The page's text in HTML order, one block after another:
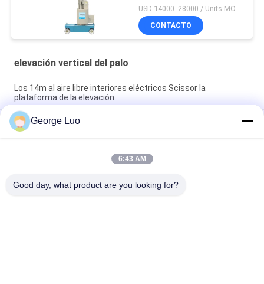
aéreo del acuerdo
interior de 6 -10m
USD 14000- 28000 / Units MOQ:1 UNIDAD
CONTACTO
elevación vertical del palo
Los 14m al aire libre interiores eléctricos Scissor la
plataforma de la elevación
Las plataformas al aire libre del acceso de la altura de 14
metros eléctricas Scissor la plataforma de la elevación para
la limpieza de ventana
Un palo de la elevación vertical del palo de la persona solo con
George Luo
6:43 AM
Good day, what product are you looking for?